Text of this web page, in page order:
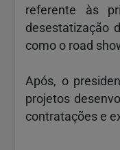
referente às
desestatização
como o road
Após, o
projetos
contratações e